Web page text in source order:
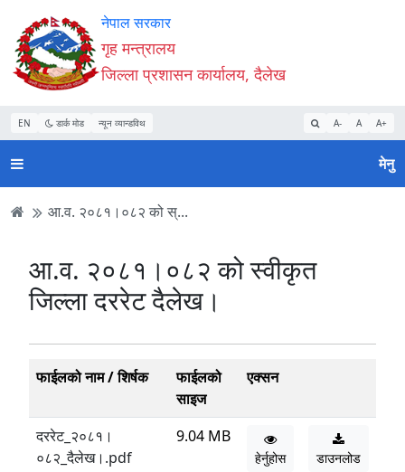
Accessibility
Mode
सुरु
गर्नुहोस्
सामाग्री
पढ्नुहाेस्
नेभिगेसन
पढ्नुहाेस्
वेबसाइट
खोजमा
जानुहोस्
नेपाल सरकार
गृह मन्त्रालय
जिल्ला प्रशासन कार्यालय, दैलेख
EN डार्क मोड न्यून व्यान्डविथ A- A A+
मेनु
आ.व. २०८१।०८२ को स्...
आ.व. २०८१।०८२ को स्वीकृत
जिल्ला दररेट दैलेख।
फाईलको नाम / शिर्षक
फाईलको
साइज
एक्सन
दररेट_२०८१।
०८२_दैलेख।.pdf
9.04 MB
हेर्नुहोस डाउनलोड